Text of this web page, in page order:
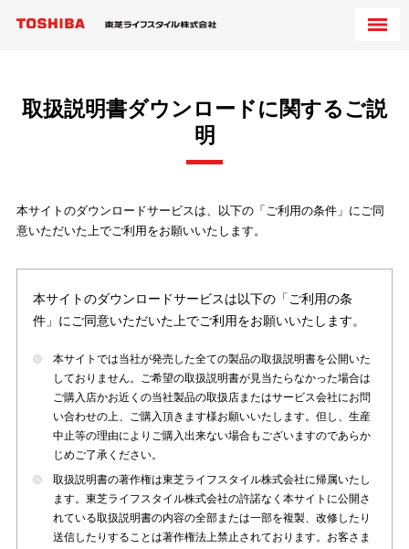
取扱説明書ダウンロードに関するご説
明
本サイトのダウンロードサービスは、以下の「ご利用の条件」にご同
意いただいた上でご利用をお願いいたします。
本サイトのダウンロードサービスは以下の「ご利用の条
件」にご同意いただいた上でご利用をお願いいたします。
本サイトでは当社が発売した全ての製品の取扱説明書を公開いた
しておりません。ご希望の取扱説明書が見当たらなかった場合は
ご購入店かお近くの当社製品の取扱店またはサービス会社にお問
い合わせの上、ご購入頂きます様お願いいたします。但し、生産
中止等の理由によりご購入出来ない場合もございますのであらか
じめご了承ください。
取扱説明書の著作権は東芝ライフスタイル株式会社に帰属いたし
ます。東芝ライフスタイル株式会社の許諾なく本サイトに公開さ
れている取扱説明書の内容の全部または一部を複製、改修したり
送信したりすることは著作権法上禁止されております。お客さま